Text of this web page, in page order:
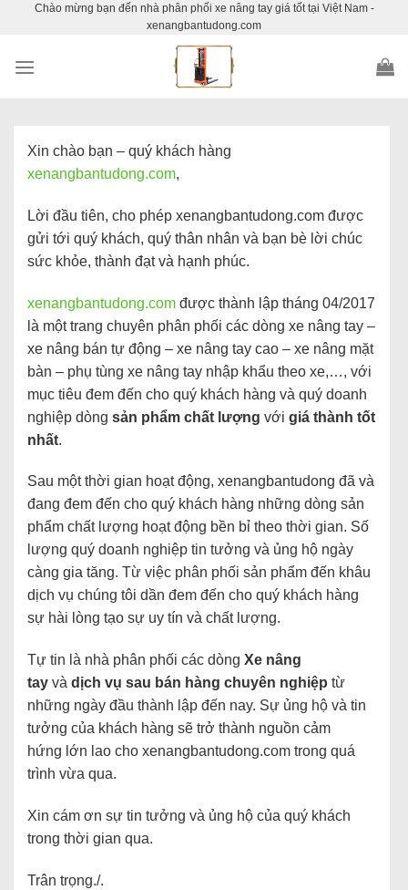
Chào mừng bạn đến nhà phân phối xe nâng tay giá tốt tại Việt Nam -
xenangbantudong.com
Xin chào bạn – quý khách hàng
xenangbantudong.com,
Lời đầu tiên, cho phép xenangbantudong.com được
gửi tới quý khách, quý thân nhân và bạn bè lời chúc
sức khỏe, thành đạt và hạnh phúc.
xenangbantudong.com được thành lập tháng 04/2017
là một trang chuyên phân phối các dòng xe nâng tay –
xe nâng bán tự động – xe nâng tay cao – xe nâng mặt
bàn – phụ tùng xe nâng tay nhập khẩu theo xe,…, với
mục tiêu đem đến cho quý khách hàng và quý doanh
nghiệp dòng sản phẩm chất lượng với giá thành tốt
nhất.
Sau một thời gian hoạt động, xenangbantudong đã và
đang đem đến cho quý khách hàng những dòng sản
phẩm chất lượng hoạt động bền bỉ theo thời gian. Số
lượng quý doanh nghiệp tin tưởng và ủng hộ ngày
càng gia tăng. Từ việc phân phối sản phẩm đến khâu
dịch vụ chúng tôi dần đem đến cho quý khách hàng
sự hài lòng tạo sự uy tín và chất lượng.
Tự tin là nhà phân phối các dòng Xe nâng
tay và dịch vụ sau bán hàng chuyên nghiệp từ
những ngày đầu thành lập đến nay. Sự ủng hộ và tin
tưởng của khách hàng sẽ trở thành nguồn cảm
hứng lớn lao cho xenangbantudong.com trong quá
trình vừa qua.
Xin cám ơn sự tin tưởng và ủng hộ của quý khách
trong thời gian qua.
Trân trọng./.